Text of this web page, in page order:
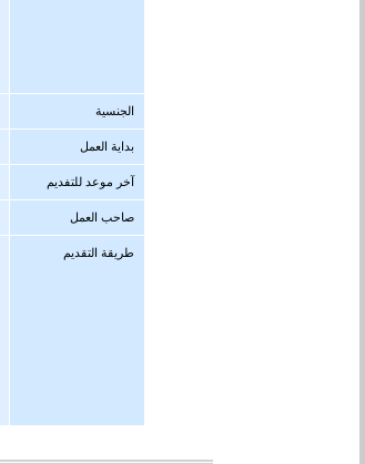
الجنسية
بداية العمل
آخر موعد للتفديم
صاحب العمل
طريقة التقديم